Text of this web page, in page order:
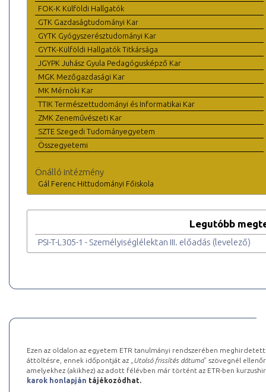
FOK-K Külföldi Hallgatók
GTK Gazdaságtudományi Kar
GYTK Gyógyszerésztudományi Kar
GYTK-Külföldi Hallgatók Titkársága
JGYPK Juhász Gyula Pedagógusképző Kar
MGK Mezőgazdasági Kar
MK Mérnöki Kar
TTIK Természettudományi és Informatikai Kar
ZMK Zeneművészeti Kar
SZTE Szegedi Tudományegyetem
Összegyetemi
Önálló intézmény
Gál Ferenc Hittudományi Főiskola
Legutóbb
PSI-T-L305-1 - Személyiséglélektan III. előadás (levelező)
Ezen az oldalon az egyetem ETR tanulmányi rendszerében
áttöltésre, ennek időpontját az „ Utolsó frissítés dátuma” szövegnél
amelyekhez (akikhez) az adott félévben már történt az ETR-ben
karok honlapján tájékozódhat.